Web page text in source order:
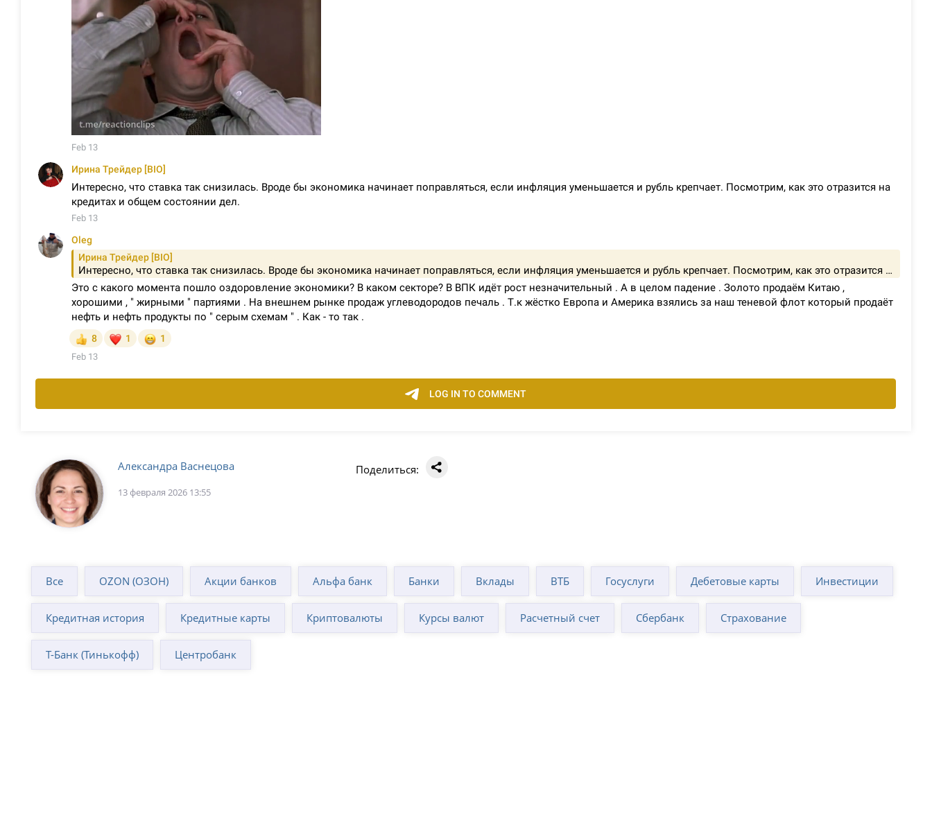
Александра Васнецова
13 февраля 2026 13:55
Поделиться:
Все OZON (ОЗОН) Акции банков Альфа банк Банки Вклады ВТБ Госуслуги Дебетовые карты Инвестиции
Кредитная история Кредитные карты Криптовалюты Курсы валют Расчетный счет Сбербанк Страхование
Т-Банк (Тинькофф) Центробанк